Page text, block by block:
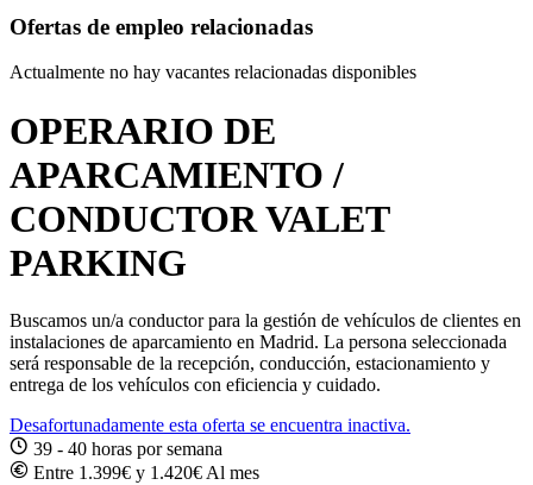
Ofertas de empleo relacionadas
Actualmente no hay vacantes relacionadas disponibles
OPERARIO DE
APARCAMIENTO /
CONDUCTOR VALET
PARKING
Buscamos un/a conductor para la gestión de vehículos de clientes en
instalaciones de aparcamiento en Madrid. La persona seleccionada
será responsable de la recepción, conducción, estacionamiento y
entrega de los vehículos con eficiencia y cuidado.
Desafortunadamente esta oferta se encuentra inactiva.
39 - 40 horas por semana
Entre 1.399€ y 1.420€ Al mes